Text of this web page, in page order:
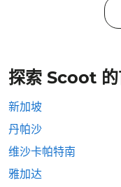
探索 Scoot 的
新加坡
丹帕沙
维沙卡帕特南
雅加达